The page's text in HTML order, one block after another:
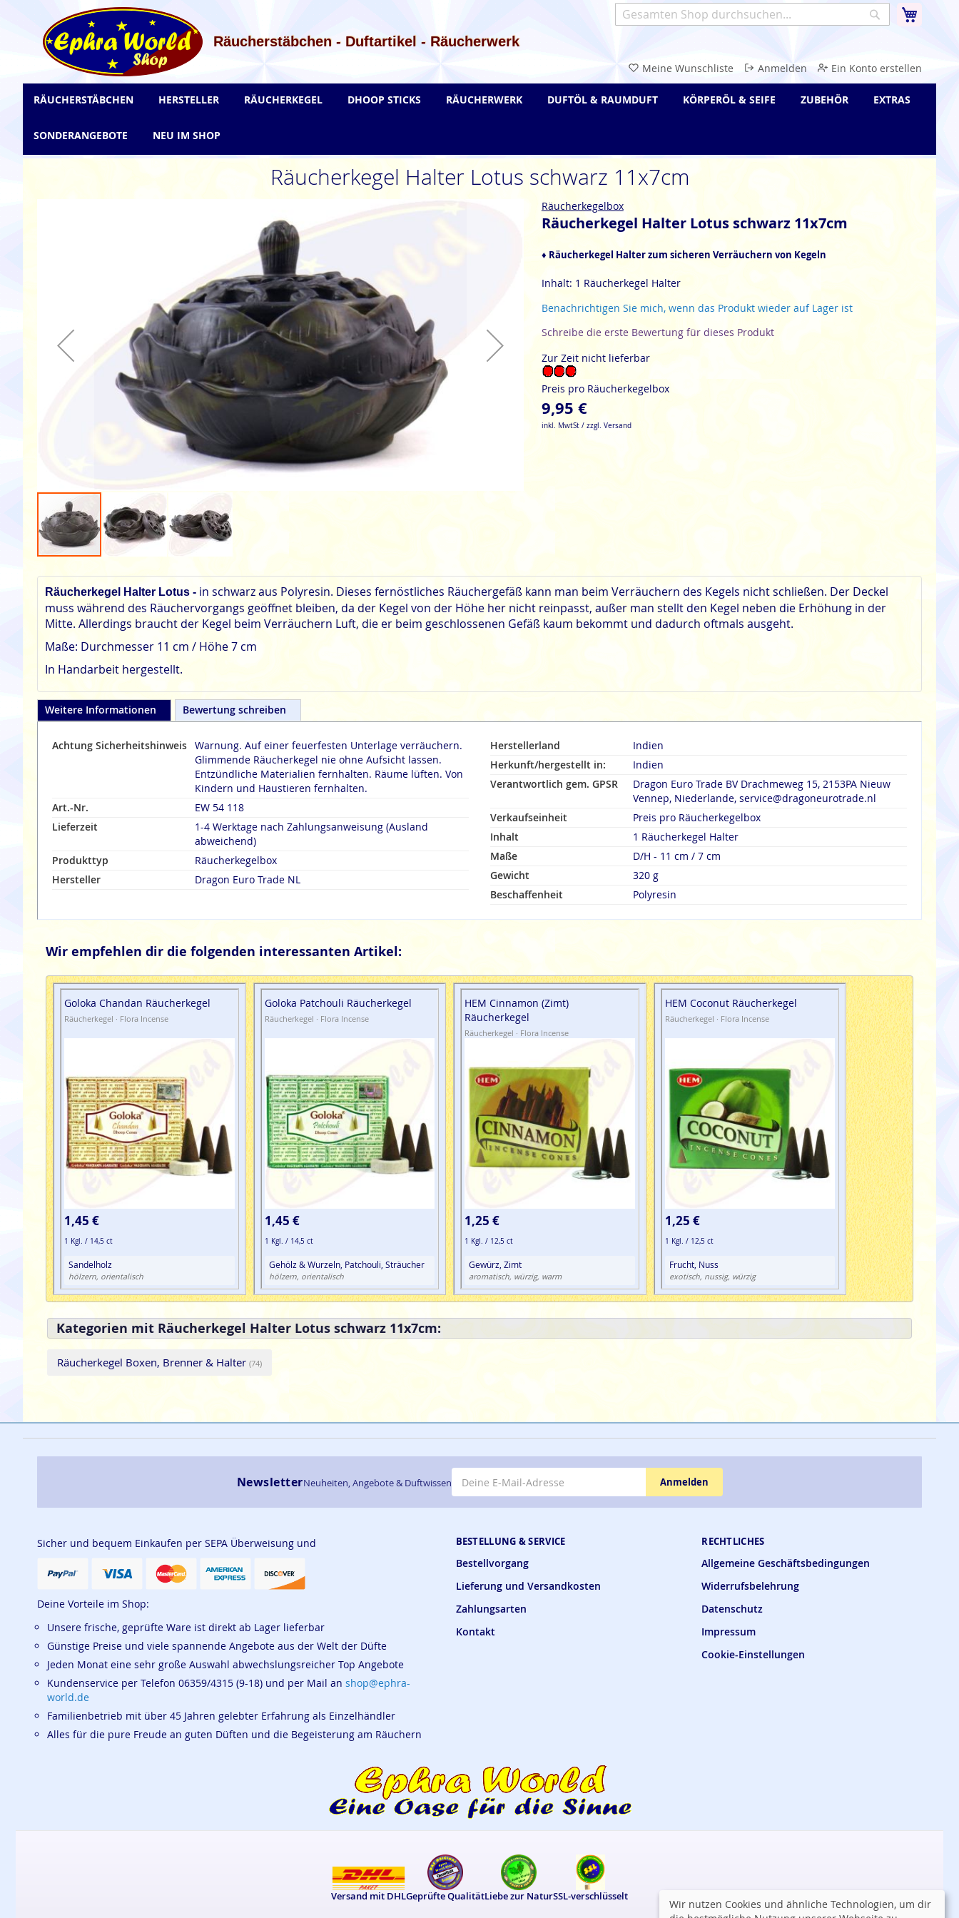
Suche
Räucherstäbchen - Duftartikel - Räucherwerk
Meine Wunschliste Anmelden Ein Konto erstellen
Inhalt
springen
Räucherkegel Halter Lotus schwarz 11x7cm
Anfang
der
Bildgalerie
springen
Räucherkegelbox
Räucherkegel Halter Lotus schwarz 11x7cm
♦ Räucherkegel Halter zum sicheren Verräuchern von Kegeln
Inhalt: 1 Räucherkegel Halter
Benachrichtigen Sie mich, wenn das Produkt wieder auf Lager ist
Schreibe die erste Bewertung für dieses Produkt
Zur Zeit nicht lieferbar
Preis pro Räucherkegelbox
9,95 €
inkl. MwtSt / zzgl. Versand
Räucherkegel Halter Lotus - in schwarz aus Polyresin. Dieses fernöstliches Räuchergefäß kann man beim Verräuchern des Kegels nicht schließen. Der Deckel
muss während des Räuchervorgangs geöffnet bleiben, da der Kegel von der Höhe her nicht reinpasst, außer man stellt den Kegel neben die Erhöhung in der
Mitte. Allerdings braucht der Kegel beim Verräuchern Luft, die er beim geschlossenen Gefäß kaum bekommt und dadurch oftmals ausgeht.
Maße: Durchmesser 11 cm / Höhe 7 cm
In Handarbeit hergestellt.
Weitere Informationen
Achtung Sicherheitshinweis Warnung. Auf einer feuerfesten Unterlage verräuchern.
Glimmende Räucherkegel nie ohne Aufsicht lassen.
Entzündliche Materialien fernhalten. Räume lüften. Von
Kindern und Haustieren fernhalten.
Art.-Nr.
EW 54 118
Lieferzeit
1-4 Werktage nach Zahlungsanweisung (Ausland
abweichend)
Produkttyp
Räucherkegelbox
Hersteller
Dragon Euro Trade NL
Herstellerland
Indien
Herkunft/hergestellt in:
Indien
Verantwortlich gem. GPSR
Dragon Euro Trade BV Drachmeweg 15, 2153PA Nieuw
Vennep, Niederlande, service@dragoneurotrade.nl
Verkaufseinheit
Preis pro Räucherkegelbox
Inhalt
1 Räucherkegel Halter
Maße
D/H - 11 cm / 7 cm
Gewicht
320 g
Beschaffenheit
Polyresin
Bewertung schreiben
Wir empfehlen dir die folgenden interessanten Artikel:
Goloka Chandan Räucherkegel
Räucherkegel · Flora Incense
1,45 €
1 Kgl. / 14,5 ct
Sandelholz
hölzern, orientalisch
Goloka Patchouli Räucherkegel
Räucherkegel · Flora Incense
1,45 €
1 Kgl. / 14,5 ct
Gehölz & Wurzeln, Patchouli, Sträucher
hölzern, orientalisch
HEM Cinnamon (Zimt)
Räucherkegel
Räucherkegel · Flora Incense
1,25 €
1 Kgl. / 12,5 ct
Gewürz, Zimt
aromatisch, würzig, warm
HEM Coconut Räucherkegel
Räucherkegel · Flora Incense
1,25 €
1 Kgl. / 12,5 ct
Frucht, Nuss
exotisch, nussig, würzig
Kategorien mit Räucherkegel Halter Lotus schwarz 11x7cm:
Räucherkegel Boxen, Brenner & Halter (74)
RÄUCHERSTÄBCHEN HERSTELLER RÄUCHERKEGEL DHOOP STICKS RÄUCHERWERK DUFTÖL & RAUMDUFT KÖRPERÖL & SEIFE ZUBEHÖR EXTRAS
SONDERANGEBOTE NEU IM SHOP
BESTELLUNG & SERVICE
Bestellvorgang
Lieferung und Versandkosten
Zahlungsarten
Kontakt
RECHTLICHES
Allgemeine Geschäftsbedingungen
Widerrufsbelehrung
Datenschutz
Impressum
Cookie-Einstellungen
NewsletterNeuheiten, Angebote & Duftwissen Anmelden
Sicher und bequem Einkaufen per SEPA Überweisung und
Deine Vorteile im Shop:
Unsere frische, geprüfte Ware ist direkt ab Lager lieferbar
Günstige Preise und viele spannende Angebote aus der Welt der Düfte
Jeden Monat eine sehr große Auswahl abwechslungsreicher Top Angebote
Kundenservice per Telefon 06359/4315 (9-18) und per Mail an shop@ephra-
world.de
Familienbetrieb mit über 45 Jahren gelebter Erfahrung als Einzelhändler
Alles für die pure Freude an guten Düften und die Begeisterung am Räuchern
Versand mit DHLGeprüfte QualitätLiebe zur NaturSSL-verschlüsselt
Wir nutzen Cookies und ähnliche Technologien, um dir